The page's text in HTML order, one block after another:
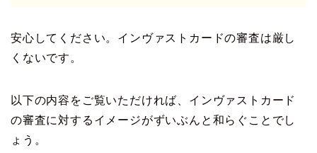
安心してください。インヴァストカードの審査は厳し
くないです。
以下の内容をご覧いただければ、インヴァストカード
の審査に対するイメージがずいぶんと和らぐことでし
ょう。